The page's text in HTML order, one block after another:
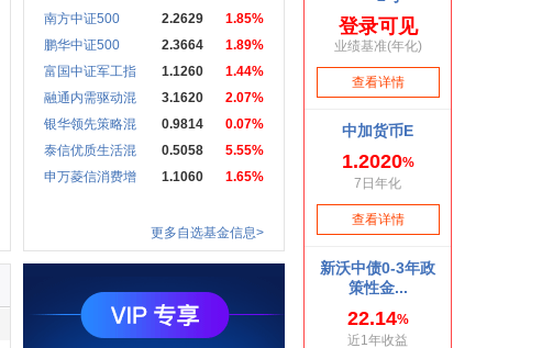
南方中证500
2.2629
1.85%
鹏华中证500
2.3664
1.89%
富国中证军工指
1.1260
1.44%
融通内需驱动混
3.1620
2.07%
银华领先策略混
0.9814
0.07%
泰信优质生活混
0.5058
5.55%
申万菱信消费增
1.1060 1.65%
更多自选基金信息>